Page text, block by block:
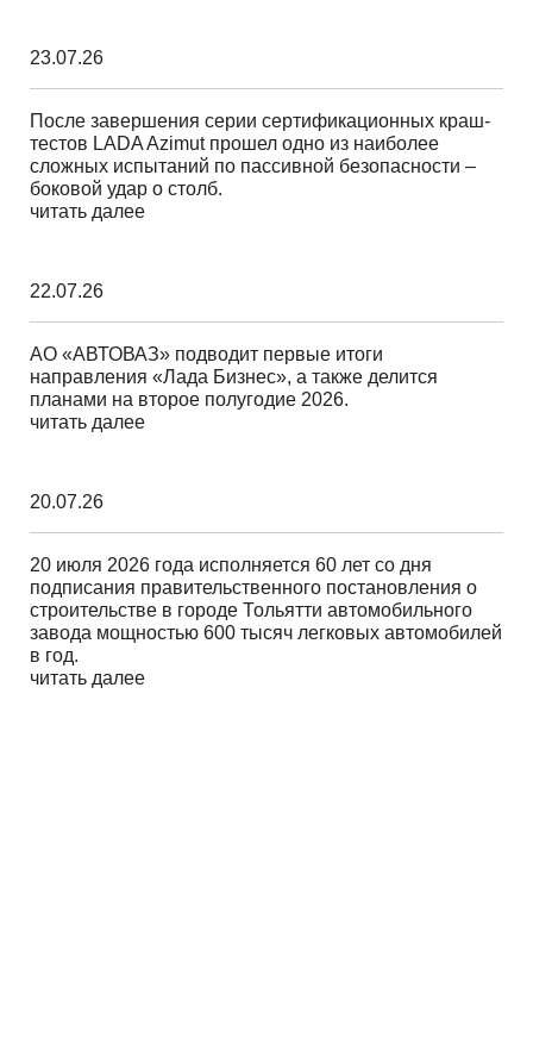
23.07.26
После завершения серии сертификационных краш-
тестов LADA Azimut прошел одно из наиболее
сложных испытаний по пассивной безопасности –
боковой удар о столб.
читать далее
22.07.26
АО «АВТОВАЗ» подводит первые итоги
направления «Лада Бизнес», а также делится
планами на второе полугодие 2026.
читать далее
20.07.26
20 июля 2026 года исполняется 60 лет со дня
подписания правительственного постановления о
строительстве в городе Тольятти автомобильного
завода мощностью 600 тысяч легковых автомобилей
в год.
читать далее